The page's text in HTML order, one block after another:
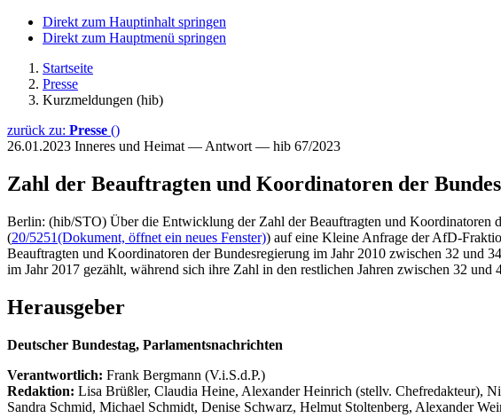
Direkt zum Hauptinhalt springen
Direkt zum Hauptmenü springen
Startseite
Presse
Kurzmeldungen (hib)
zurück zu: Presse ()
26.01.2023 Inneres und Heimat — Antwort — hib 67/2023
Zahl der Beauftragten und Koordinatoren der
Berlin: (hib/STO) Über die Entwicklung der Zahl der Beauftragten und Koordinatoren
(20/5251(Dokument, öffnet ein neues Fenster)) auf eine Kleine Anfrage der AfD-
Beauftragten und Koordinatoren der Bundesregierung im Jahr 2010 zwischen 32 und
im Jahr 2017 gezählt, während sich ihre Zahl in den restlichen Jahren zwischen 32 und
Herausgeber
Deutscher Bundestag, Parlamentsnachrichten
Verantwortlich: Frank Bergmann (V.i.S.d.P.)
Redaktion: Lisa Brüßler, Claudia Heine, Alexander Heinrich (stellv. Chefredakteur),
Sandra Schmid, Michael Schmidt, Denise Schwarz, Helmut Stoltenberg, Alexander